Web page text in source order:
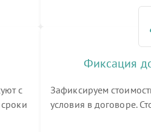
с
Фиксация
Зафиксируем
условия в договоре.